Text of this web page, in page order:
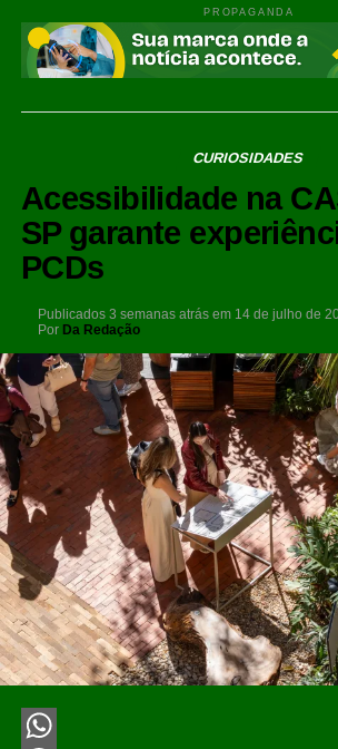
PROPAGANDA
CURIOSIDADES
Acessibilidade na
SP garante
PCDs
Publicados 3 semanas atrás em 14 de julho de
Por Da Redação